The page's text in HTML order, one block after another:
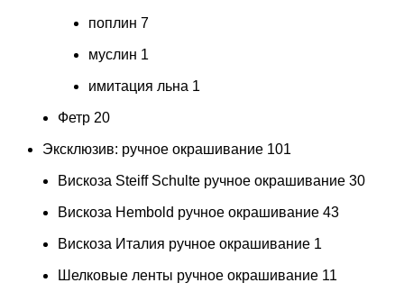
поплин 7
муслин 1
имитация льна 1
Фетр 20
Эксклюзив: ручное окрашивание 101
Вискоза Steiff Schulte ручное окрашивание 30
Вискоза Hembold ручное окрашивание 43
Вискоза Италия ручное окрашивание 1
Шелковые ленты ручное окрашивание 11